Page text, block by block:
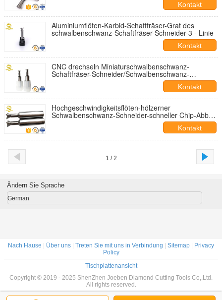
Kontakt
Aluminiumflöten-Karbid-Schaftfräser-Grat des
schwalbenschwanz-Schaftfräser-Schneider-3 - Linie
Kontakt
CNC drechseln Miniaturschwalbenschwanz-
Schaftfräser-Schneider/Schwalbenschwanz-
Kontakt
Hochgeschwindigkeitsflöten-hölzerner
Schwalbenschwanz-Schneider-schneller Chip-Abbau
des schwalbenschwanz-Schaftfräser-Schneider-4
Kontakt
1 / 2
Ändern Sie Sprache
German
Nach Hause Über uns Treten Sie mit uns in Verbindung Sitemap
Privacy
Policy
Tischplattenansicht
Copyright © 2019 - 2025 ShenZhen Joeben Diamond Cutting Tools Co,.Ltd.
All rights reserved.